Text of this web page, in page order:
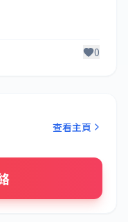
0
查看主頁